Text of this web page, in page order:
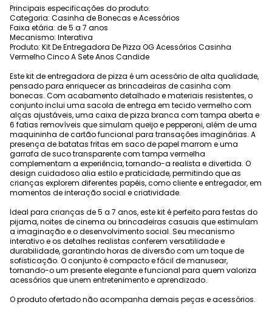
Principais especificações do produto:
Categoria: Casinha de Bonecas e Acessórios
Faixa etária: de 5 a 7 anos
Mecanismo: Interativa
Produto: Kit De Entregadora De Pizza OG Acessórios Casinha
Vermelho Cinco A Sete Anos Candide
Este kit de entregadora de pizza é um acessório de alta qualidade,
pensado para enriquecer as brincadeiras de casinha com
bonecas. Com acabamento detalhado e materiais resistentes, o
conjunto inclui uma sacola de entrega em tecido vermelho com
alças ajustáveis, uma caixa de pizza branca com tampa aberta e
6 fatias removíveis que simulam queijo e pepperoni, além de uma
maquininha de cartão funcional para transações imaginárias. A
presença de batatas fritas em saco de papel marrom e uma
garrafa de suco transparente com tampa vermelha
complementam a experiência, tornando-a realista e divertida. O
design cuidadoso alia estilo e praticidade, permitindo que as
crianças explorem diferentes papéis, como cliente e entregador, em
momentos de interação social e criatividade.
Ideal para crianças de 5 a 7 anos, este kit é perfeito para festas do
pijama, noites de cinema ou brincadeiras casuais que estimulam
a imaginação e o desenvolvimento social. Seu mecanismo
interativo e os detalhes realistas conferem versatilidade e
durabilidade, garantindo horas de diversão com um toque de
sofisticação. O conjunto é compacto e fácil de manusear,
tornando-o um presente elegante e funcional para quem valoriza
acessórios que unem entretenimento e aprendizado.
O produto ofertado não acompanha demais peças e acessórios.